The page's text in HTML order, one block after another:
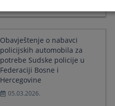
Obavještenje o nabavci
policijskih automobila za
potrebe Sudske policije u
Federaciji Bosne i
Hercegovine
05.03.2026.